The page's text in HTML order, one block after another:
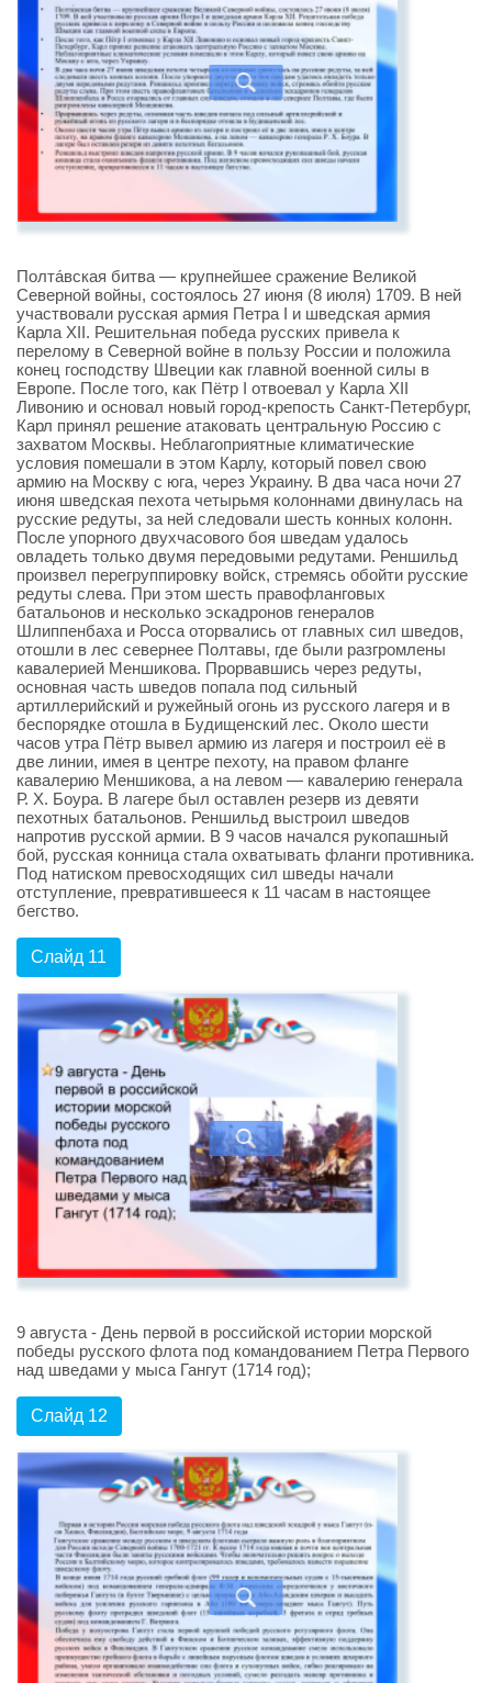
Полта́вская битва — крупнейшее сражение Великой
Северной войны, состоялось 27 июня (8 июля) 1709. В ней
участвовали русская армия Петра I и шведская армия
Карла XII. Решительная победа русских привела к
перелому в Северной войне в пользу России и положила
конец господству Швеции как главной военной силы в
Европе. После того, как Пётр I отвоевал у Карла XII
Ливонию и основал новый город-крепость Санкт-Петербург,
Карл принял решение атаковать центральную Россию с
захватом Москвы. Неблагоприятные климатические
условия помешали в этом Карлу, который повел свою
армию на Москву с юга, через Украину. В два часа ночи 27
июня шведская пехота четырьмя колоннами двинулась на
русские редуты, за ней следовали шесть конных колонн.
После упорного двухчасового боя шведaм удалось
овладеть только двумя передовыми редутами. Реншильд
произвел перегруппировку войск, стремясь обойти русские
редуты слева. При этом шесть правофланговых
батальонов и несколько эскадронов генералов
Шлиппенбаха и Росса оторвались от главных сил шведов,
отошли в лес севернее Полтавы, где были разгромлены
кавалерией Меншикова. Прорвавшись через редуты,
основная часть шведов попала под сильный
артиллерийский и ружейный огонь из русского лагеря и в
беспорядке отошла в Будищенский лес. Около шести
часов утра Пётр вывел армию из лагеря и построил её в
две линии, имея в центре пехоту, на правом фланге
кавалерию Меншикова, а на левом — кавалерию генерала
Р. Х. Боура. В лагере был оставлен резерв из девяти
пехотных батальонов. Реншильд выстроил шведов
напротив русской армии. В 9 часов начался рукопашный
бой, русская конница стала охватывать фланги противника.
Под натиском превосходящих сил шведы начали
отступление, превратившееся к 11 часам в настоящее
бегство.
Слайд 11
9 августа - День первой в российской истории морской
победы русского флота под командованием Петра Первого
над шведами у мыса Гангут (1714 год);
Слайд 12